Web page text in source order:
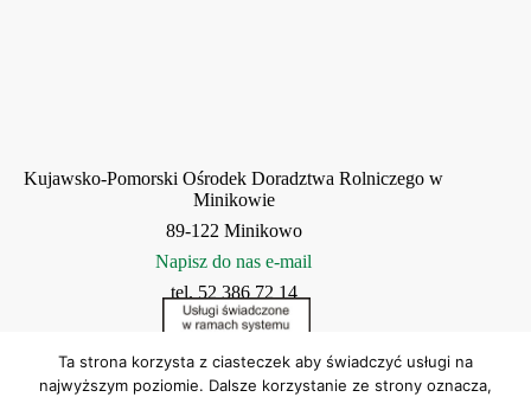
Kujawsko-Pomorski Ośrodek Doradztwa Rolniczego w
Minikowie
89-122 Minikowo
Napisz do nas e-mail
tel. 52 386 72 14
Ta strona korzysta z ciasteczek aby świadczyć usługi na
najwyższym poziomie. Dalsze korzystanie ze strony oznacza,